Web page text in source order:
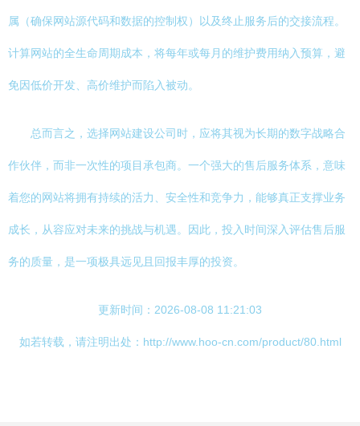
属（确保网站源代码和数据的控制权）以及终止服务后的交接流程。
计算网站的全生命周期成本，将每年或每月的维护费用纳入预算，避
免因低价开发、高价维护而陷入被动。
总而言之，选择网站建设公司时，应将其视为长期的数字战略合
作伙伴，而非一次性的项目承包商。一个强大的售后服务体系，意味
着您的网站将拥有持续的活力、安全性和竞争力，能够真正支撑业务
成长，从容应对未来的挑战与机遇。因此，投入时间深入评估售后服
务的质量，是一项极具远见且回报丰厚的投资。
更新时间：2026-08-08 11:21:03
如若转载，请注明出处：http://www.hoo-cn.com/product/80.html